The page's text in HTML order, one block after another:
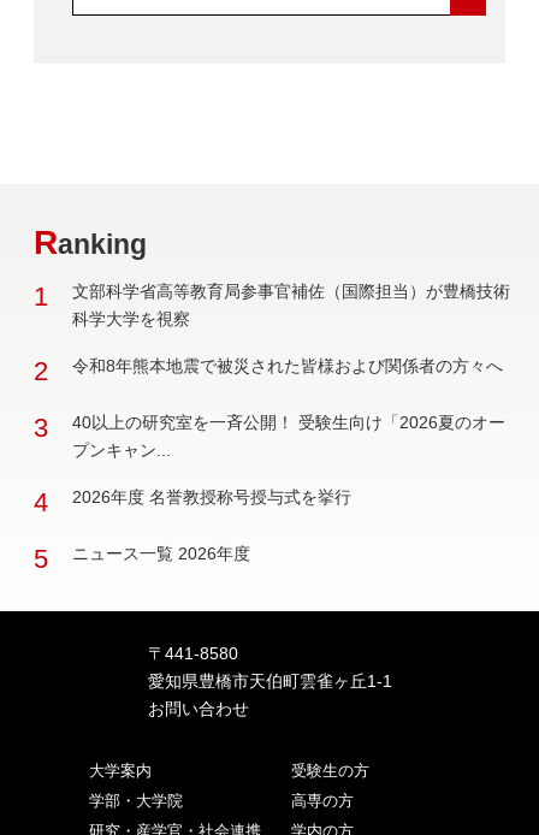
Ranking
1
文部科学省高等教育局参事官補佐（国際担当）が豊橋技術
科学大学を視察
2 令和8年熊本地震で被災された皆様および関係者の方々へ
3
40以上の研究室を一斉公開！ 受験生向け「2026夏のオー
プンキャン...
4 2026年度 名誉教授称号授与式を挙行
5 ニュース一覧 2026年度
〒441-8580
愛知県豊橋市天伯町雲雀ヶ丘1-1
お問い合わせ
大学案内
学部・大学院
研究・産学官・社会連携
受験生の方
高専の方
学内の方